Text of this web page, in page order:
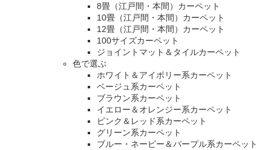
8畳（江戸間・本間）カーペット
10畳（江戸間・本間）カーペット
12畳（江戸間・本間）カーペット
100サイズカーペット
ジョイントマット＆タイルカーペット
色で選ぶ
ホワイト＆アイボリー系カーペット
ベージュ系カーペット
ブラウン系カーペット
イエロー＆オレンジー系カーペット
ピンク＆レッド系カーペット
グリーン系カーペット
ブルー・ネービー＆パープル系カーペット